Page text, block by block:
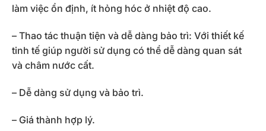
làm việc ổn định, ít hỏng hóc ở nhiệt độ cao.
– Thao tác thuận tiện và dễ dàng bảo trì: Với thiết kế
tinh tế giúp người sử dụng có thể dễ dàng quan sát
và châm nước cất.
– Dễ dàng sử dụng và bảo trì.
– Giá thành hợp lý.